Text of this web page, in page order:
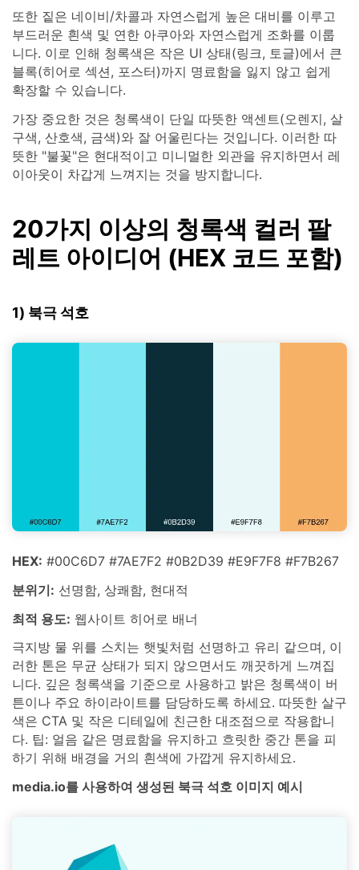
또한 짙은 네이비/차콜과 자연스럽게 높은 대비를 이루고
부드러운 흰색 및 연한 아쿠아와 자연스럽게 조화를 이룹
니다. 이로 인해 청록색은 작은 UI 상태(링크, 토글)에서 큰
블록(히어로 섹션, 포스터)까지 명료함을 잃지 않고 쉽게
확장할 수 있습니다.
가장 중요한 것은 청록색이 단일 따뜻한 액센트(오렌지, 살
구색, 산호색, 금색)와 잘 어울린다는 것입니다. 이러한 따
뜻한 "불꽃"은 현대적이고 미니멀한 외관을 유지하면서 레
이아웃이 차갑게 느껴지는 것을 방지합니다.
20가지 이상의 청록색 컬러 팔
레트 아이디어 (HEX 코드 포함)
1) 북극 석호
HEX: #00C6D7 #7AE7F2 #0B2D39 #E9F7F8 #F7B267
분위기: 선명함, 상쾌함, 현대적
최적 용도: 웹사이트 히어로 배너
극지방 물 위를 스치는 햇빛처럼 선명하고 유리 같으며, 이
러한 톤은 무균 상태가 되지 않으면서도 깨끗하게 느껴집
니다. 깊은 청록색을 기준으로 사용하고 밝은 청록색이 버
튼이나 주요 하이라이트를 담당하도록 하세요. 따뜻한 살구
색은 CTA 및 작은 디테일에 친근한 대조점으로 작용합니
다. 팁: 얼음 같은 명료함을 유지하고 흐릿한 중간 톤을 피
하기 위해 배경을 거의 흰색에 가깝게 유지하세요.
media.io를 사용하여 생성된 북극 석호 이미지 예시